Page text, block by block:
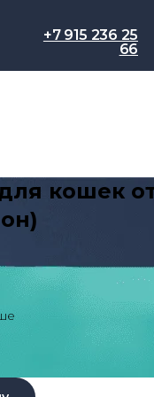
+7 915 236 25
66
кошек